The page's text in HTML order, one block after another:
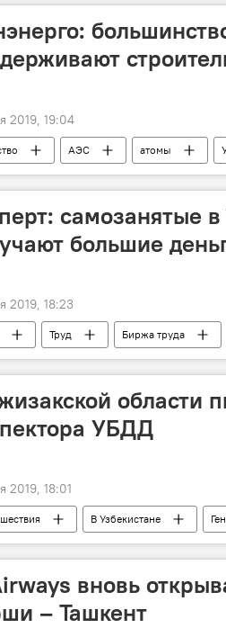
2019, 19:04
АЭС атомы
энергетика
самозанятые
большие
2019, 18:23
Труд Биржа труда
труд
области
УБДД
2019, 18:01
В Узбекистане
Джизакская область
вновь
– Ташкент